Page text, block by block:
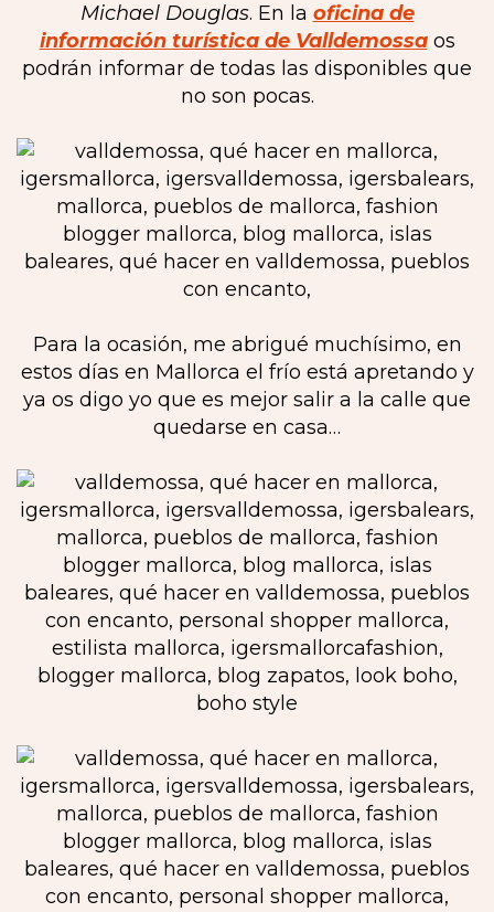
Michael Douglas. En la oficina de
información turística de Valldemossaos
podrán informar de todas las disponibles que
no son pocas.
Para la ocasión, me abrigué muchísimo, en
estos días en Mallorca el frío está apretando y
ya os digo yo que es mejor salir a la calle que
quedarse en casa…